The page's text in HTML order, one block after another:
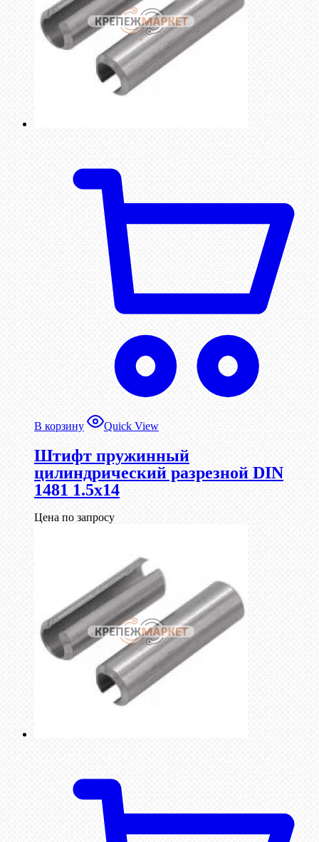
В корзину Quick View
Штифт пружинный
цилиндрический разрезной DIN
1481 1.5х14
Цена по запросу